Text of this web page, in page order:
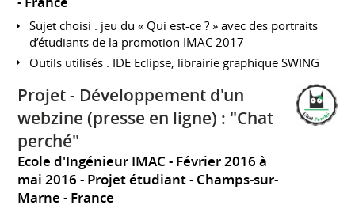
Sujet choisi : jeu du « Qui est-ce ? » avec des portraits
d’étudiants de la promotion IMAC 2017
Outils utilisés : IDE Eclipse, librairie graphique SWING
Projet - Développement d'un
webzine (presse en ligne) : "Chat
perché"​
Ecole d'Ingénieur IMAC
Février 2016 à
mai 2016 Projet étudiant
Champs-sur-
Marne
France